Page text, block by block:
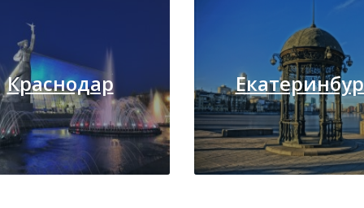
Краснодар